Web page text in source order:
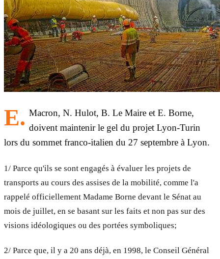
E. Macron, N. Hulot, B. Le Maire et E. Borne,
doivent maintenir le gel du projet Lyon-Turin
lors du sommet franco-italien du 27 septembre à Lyon.
1/ Parce qu'ils se sont engagés à évaluer les projets de
transports au cours des assises de la mobilité, comme l'a
rappelé officiellement Madame Borne devant le Sénat au
mois de juillet, en se basant sur les faits et non pas sur des
visions idéologiques ou des portées symboliques;
2/ Parce que, il y a 20 ans déjà, en 1998, le Conseil Général